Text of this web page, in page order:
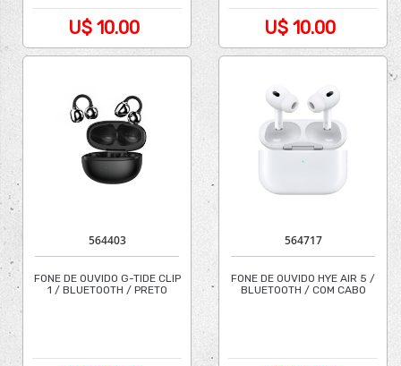
U$ 10.00 U$ 10.00
564403
FONE DE OUVIDO G-TIDE CLIP
1 / BLUETOOTH / PRETO
564717
FONE DE OUVIDO HYE AIR 5 /
BLUETOOTH / COM CABO